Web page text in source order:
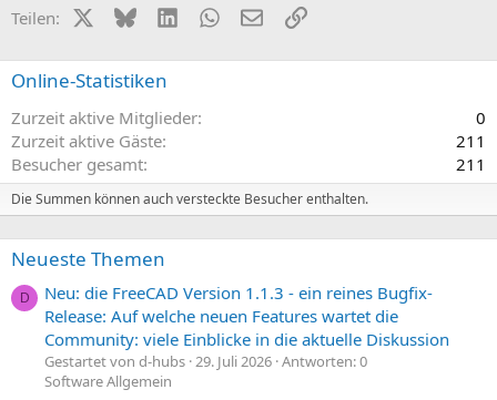
Teilen: X (Twitter)
BlueskyLinkedInWhatsApp
E-MailLink
Online-Statistiken
Zurzeit aktive Mitglieder
0
Zurzeit aktive Gäste
211
Besucher gesamt
211
Die Summen können auch versteckte Besucher enthalten.
Neueste Themen
D
Neu: die FreeCAD Version 1.1.3 - ein reines Bugfix-
Release: Auf welche neuen Features wartet die
Community: viele Einblicke in die aktuelle Diskussion
Gestartet von d-hubs 29. Juli 2026 Antworten: 0
Software Allgemein